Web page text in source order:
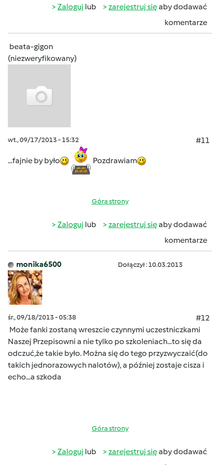
Zaloguj lub zarejestruj sięaby dodawać
komentarze
beata-gigon
(niezweryfikowany)
wt., 09/17/2013 - 15:32 #11
...fajnie by było Pozdrawiam
Góra strony
Zaloguj lub zarejestruj sięaby dodawać
komentarze
monika6500 Dołączył : 10.03.2013
śr., 09/18/2013 - 05:38
#12
Może fanki zostaną wreszcie czynnymi uczestniczkami
Naszej Przepisowni a nie tylko po szkoleniach...to się da
odczuć,że takie było. Można się do tego przyzwyczaić(do
takich jednorazowych nalotów), a później zostaje cisza i
echo...a szkoda
Góra strony
Zaloguj lub zarejestruj sięaby dodawać